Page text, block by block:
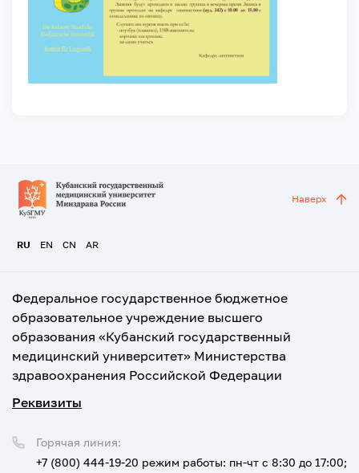
RU EN CN AR
Наверх
Федеральное государственное бюджетное
образовательное учреждение высшего
образования «Кубанский государственный
медицинский университет» Министерства
здравоохранения Российской Федерации
Реквизиты
Горячая линия:
+7 (800) 444-19-20 режим работы: пн-чт с 8:30 до 17:00;